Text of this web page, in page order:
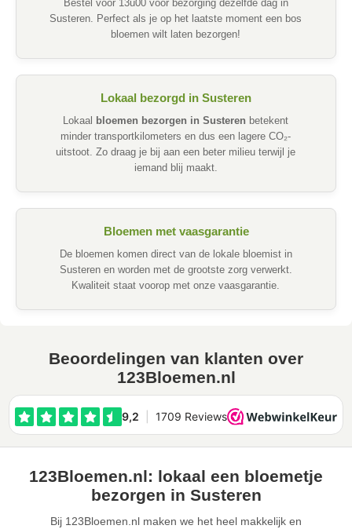
Bestel voor 13u00 voor bezorging dezelfde dag in
Susteren. Perfect als je op het laatste moment een bos
bloemen wilt laten bezorgen!
Lokaal bezorgd in Susteren
Lokaal bloemen bezorgen in Susteren betekent
minder transportkilometers en dus een lagere CO₂-
uitstoot. Zo draag je bij aan een beter milieu terwijl je
iemand blij maakt.
Bloemen met vaasgarantie
De bloemen komen direct van de lokale bloemist in
Susteren en worden met de grootste zorg verwerkt.
Kwaliteit staat voorop met onze vaasgarantie.
Beoordelingen van klanten over
123Bloemen.nl
123Bloemen.nl: lokaal een bloemetje
bezorgen in Susteren
Bij 123Bloemen.nl maken we het heel makkelijk en